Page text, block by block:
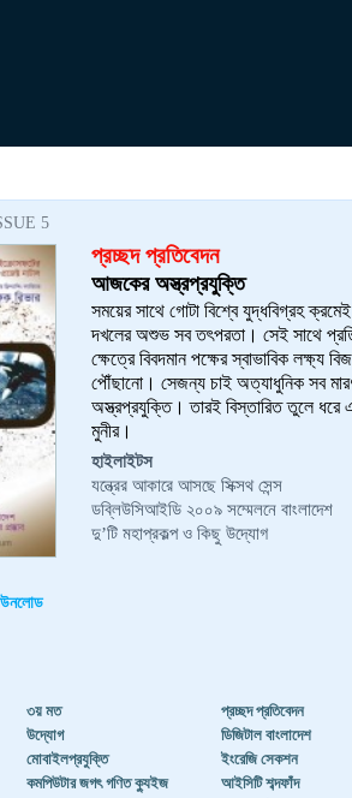
5
প্রচ্ছদ প্রতিবেদন
আজকের অস্ত্রপ্রযুক্তি
সময়ের সাথে গোটা বিশ্বে যুদ্ধবিগ্রহ
দখলের অশুভ সব তৎপরতা। সেই সাথে
ক্ষেত্রে বিবদমান পক্ষের স্বাভাবিক লক্ষ্য
পৌঁছানো। সেজন্য চাই অত্যাধুনিক সব
অস্ত্রপ্রযুক্তি। তারই বিস্তারিত তুলে ধরে
মুনীর।
হাইলাইটস
যন্ত্রের আকারে আসছে সিক্সথ সেন্স
ডব্লিউসিআইডি ২০০৯ সম্মেলনে বাংলাদেশ
দু’টি মহাপ্রকল্প ও কিছু উদ্যোগ
৩য় মত
প্রচ্ছদ প্রতিবেদন
উদ্যোগ
ডিজিটাল বাংলাদেশ
মোবাইলপ্রযুক্তি
ইংরেজি সেকশন
কমপিউটার জগৎ গণিত ক্যুইজ
আইসিটি শব্দফাঁদ